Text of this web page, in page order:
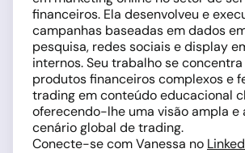
financeiros. Ela desenvolveu e
campanhas baseadas em dados
pesquisa, redes sociais e display
internos. Seu trabalho se
produtos financeiros complexos e
trading em conteúdo educacional
oferecendo-lhe uma visão ampla e
cenário global de trading.
Conecte-se com Vanessa no